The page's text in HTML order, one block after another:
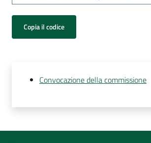
Copia il codice
Convocazione della commissione